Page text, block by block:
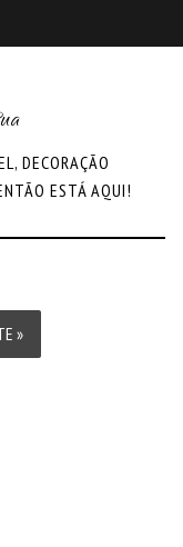
DECORAÇÃO
ESTÁ AQUI!
»